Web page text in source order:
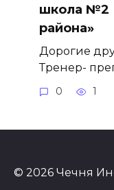
школа №2
района»
Дорогие
Тренер-
0 1
© 2026 Чечня